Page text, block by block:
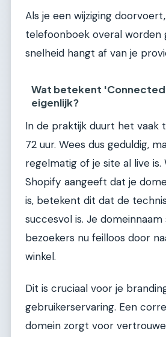
Als je een wijziging
telefoonboek overal worden
snelheid hangt af van je
Wat betekent 'Connected
eigenlijk?
In de praktijk duurt het vaak
72 uur. Wees dus geduldig,
regelmatig of je site al live is.
Shopify aangeeft dat je
is, betekent dit dat de
succesvol is. Je
bezoekers nu feilloos door
winkel.
Dit is cruciaal voor je
gebruikerservaring. Een
domein zorgt voor